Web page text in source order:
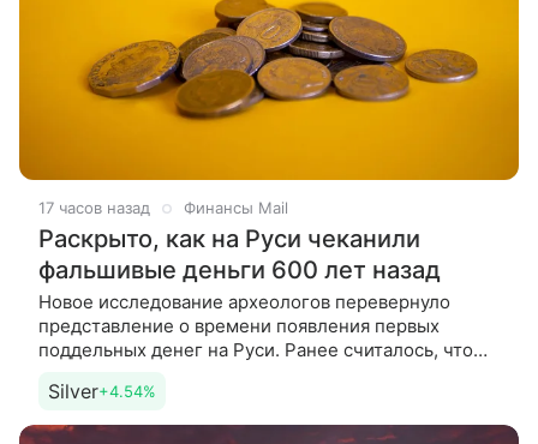
17 часов назад Финансы Mail
Раскрыто, как на Руси чеканили
фальшивые деньги 600 лет назад
Новое исследование археологов перевернуло
представление о времени появления первых
поддельных денег на Руси. Ранее считалось, что
данные Российской академии
Silver+4.54%